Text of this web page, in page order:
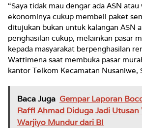
“Saya tidak mau dengar ada ASN
ekonominya cukup membeli paket
ditujukan bukan untuk kalangan ASN
penghasilan cukup, melainkan pasar
kepada masyarakat berpenghasilan
Wattimena saat membuka pasar
kantor Telkom Kecamatan Nusaniwe,
Baca Juga Gempar Laporan
Raffi Ahmad Diduga Jadi Utusan
Warjiyo Mundur dari BI